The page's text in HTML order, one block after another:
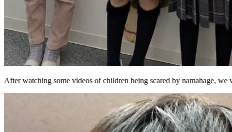
After watching some videos of children being scared by namahage,